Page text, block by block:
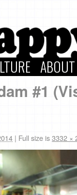
#1
| Full size is3332 ×